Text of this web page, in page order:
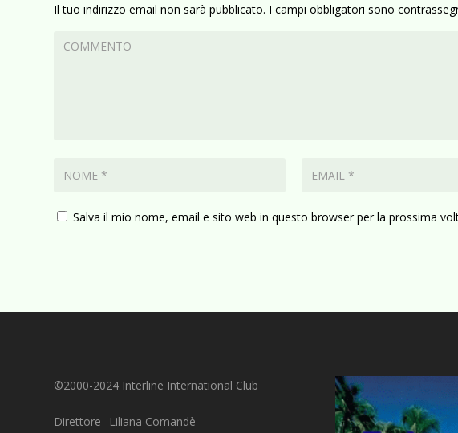
Il tuo indirizzo email non sarà pubblicato. I campi obbligatori sono
Salva il mio nome, email e sito web in questo browser per la prossima
©2000-2024 Interline International Club
Direttore_ Liliana Comandè